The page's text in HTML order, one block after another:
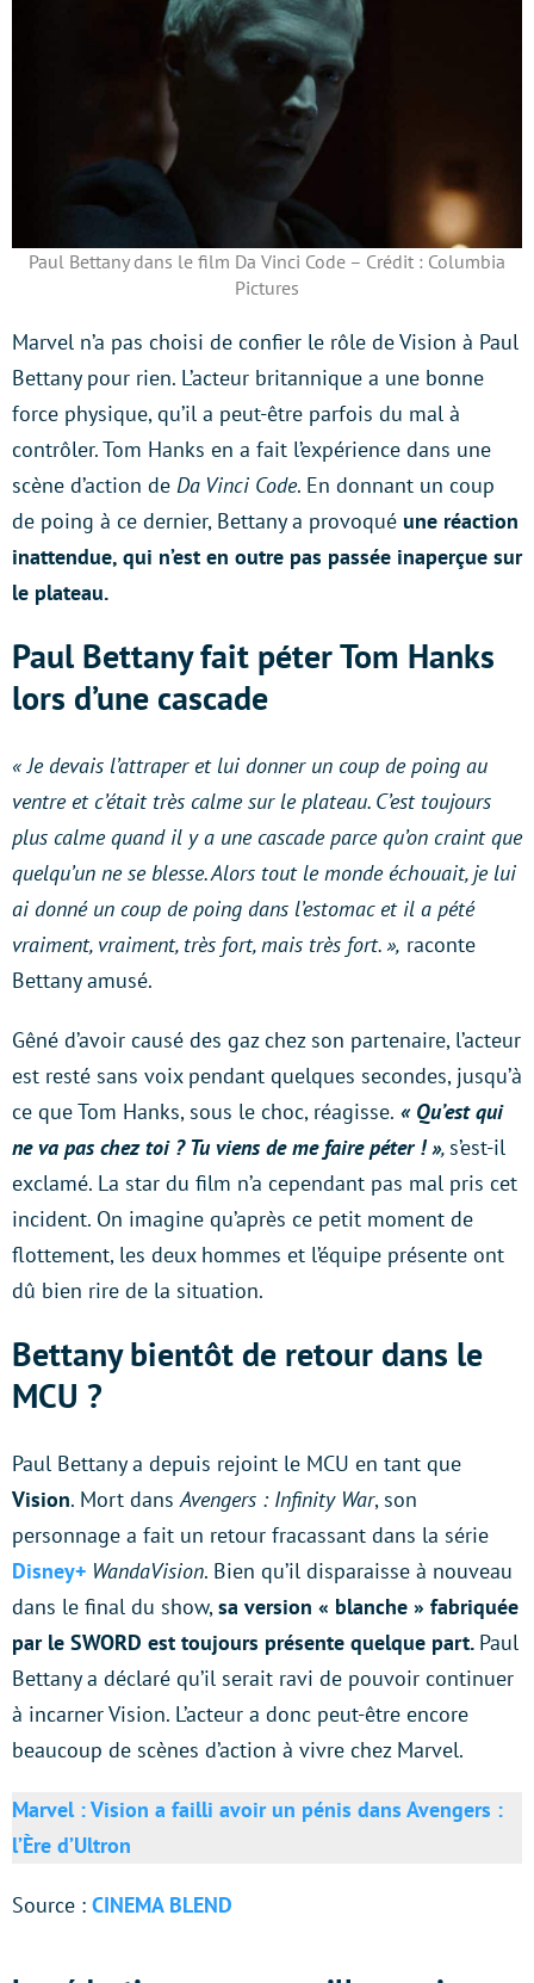
Paul Bettany dans le film Da Vinci Code – Crédit : Columbia
Pictures
Marvel n’a pas choisi de confier le rôle de Vision à Paul
Bettany pour rien. L’acteur britannique a une bonne
force physique, qu’il a peut-être parfois du mal à
contrôler. Tom Hanks en a fait l’expérience dans une
scène d’action de Da Vinci Code. En donnant un coup
de poing à ce dernier, Bettany a provoqué une réaction
inattendue, qui n’est en outre pas passée inaperçue sur
le plateau.
Paul Bettany fait péter Tom Hanks
lors d’une cascade
« Je devais l’attraper et lui donner un coup de poing au
ventre et c’était très calme sur le plateau. C’est toujours
plus calme quand il y a une cascade parce qu’on craint que
quelqu’un ne se blesse. Alors tout le monde échouait, je lui
ai donné un coup de poing dans l’estomac et il a pété
vraiment, vraiment, très fort, mais très fort. », raconte
Bettany amusé.
Gêné d’avoir causé des gaz chez son partenaire, l’acteur
est resté sans voix pendant quelques secondes, jusqu’à
ce que Tom Hanks, sous le choc, réagisse. « Qu’est qui
ne va pas chez toi ? Tu viens de me faire péter ! »,s’est-il
exclamé. La star du film n’a cependant pas mal pris cet
incident. On imagine qu’après ce petit moment de
flottement, les deux hommes et l’équipe présente ont
dû bien rire de la situation.
Bettany bientôt de retour dans le
MCU ?
Paul Bettany a depuis rejoint le MCU en tant que
Vision. Mort dansAvengers : Infinity War, son
personnage a fait un retour fracassant dans la série
Disney+ WandaVision. Bien qu’il disparaisse à nouveau
dans le final du show,sa version « blanche » fabriquée
par le SWORD est toujours présente quelque part. Paul
Bettany a déclaré qu’il serait ravi de pouvoir continuer
à incarner Vision. L’acteur a donc peut-être encore
beaucoup de scènes d’action à vivre chez Marvel.
Marvel : Vision a failli avoir un pénis dans Avengers :
l’Ère d’Ultron
Source : CINEMA BLEND